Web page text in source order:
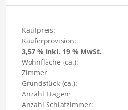
Kaufpreis:
Käuferprovision:
3,57 % inkl. 19 % MwSt.
Wohnfläche (ca.):
Zimmer:
Grundstück (ca.):
Anzahl Etagen:
Anzahl Schlafzimmer: